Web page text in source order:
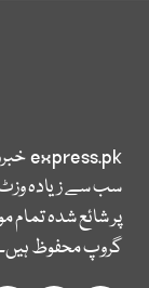
express.pk
سب سے زیادہ
پر شائع شدہ
گروپ محفوظ ہیں۔